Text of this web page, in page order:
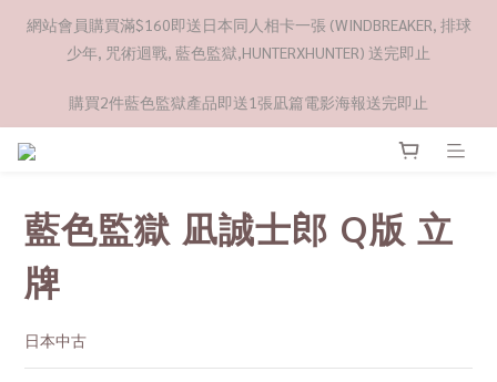
網站會員購買滿$160即送日本同人相卡一張 (WINDBREAKER, 排球
少年, 咒術迴戰, 藍色監獄,HUNTERXHUNTER) 送完即止
購買2件藍色監獄產品即送1張凪篇電影海報送完即止
藍色監獄 凪誠士郎 Q版 立
牌
日本中古